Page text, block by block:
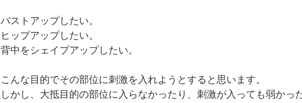
バストアップしたい。
ヒップアップしたい。
背中をシェイプアップしたい。
こんな目的でその部位に刺激を入れようとすると思います。
しかし、大抵目的の部位に入らなかったり、刺激が入っても弱かっ